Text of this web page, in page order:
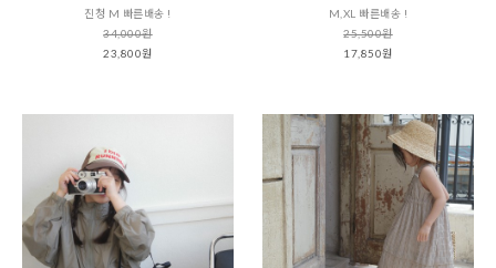
진청 M 빠른배송 !
34,000원
23,800원
M,XL 빠른배송 !
25,500원
17,850원